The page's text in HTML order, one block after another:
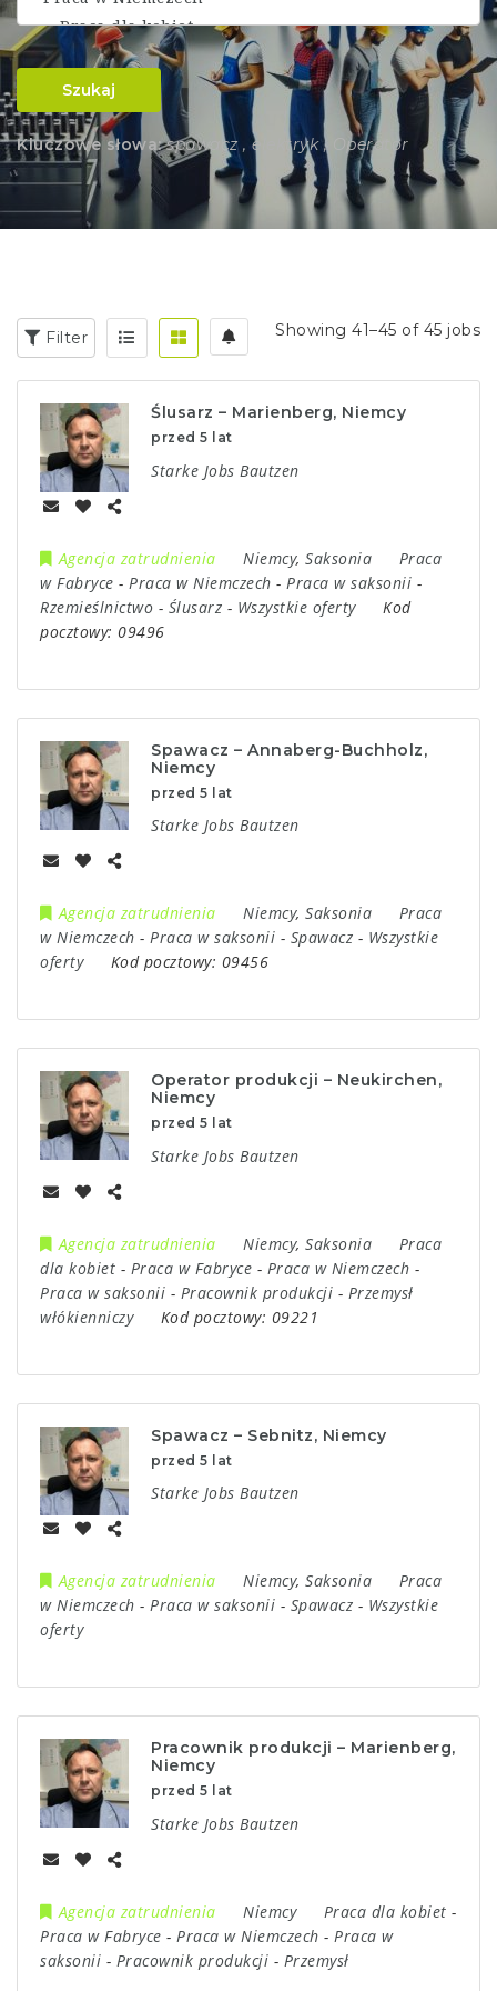
Szukaj
Kluczowe słowa: spawacz , elektryk , Operator
Filter Showing 41–45 of 45 jobs
Ślusarz – Marienberg, Niemcy
przed 5 lat
Starke Jobs Bautzen
Agencja zatrudnienia Niemcy, Saksonia
Praca
w Fabryce - Praca w Niemczech - Praca w saksonii -
Rzemieślnictwo - Ślusarz - Wszystkie oferty
Kod
pocztowy: 09496
Spawacz – Annaberg-Buchholz,
Niemcy
przed 5 lat
Starke Jobs Bautzen
Agencja zatrudnienia Niemcy, Saksonia
Praca
w Niemczech - Praca w saksonii - Spawacz - Wszystkie
oferty
Kod pocztowy: 09456
Operator produkcji – Neukirchen,
Niemcy
przed 5 lat
Starke Jobs Bautzen
Agencja zatrudnienia Niemcy, Saksonia
Praca
dla kobiet - Praca w Fabryce - Praca w Niemczech -
Praca w saksonii - Pracownik produkcji - Przemysł
włókienniczy
Kod pocztowy: 09221
Spawacz – Sebnitz, Niemcy
przed 5 lat
Starke Jobs Bautzen
Agencja zatrudnienia Niemcy, Saksonia
Praca
w Niemczech - Praca w saksonii - Spawacz - Wszystkie
oferty
Pracownik produkcji – Marienberg,
Niemcy
przed 5 lat
Starke Jobs Bautzen
Agencja zatrudnienia Niemcy Praca dla kobiet -
Praca w Fabryce - Praca w Niemczech - Praca w
saksonii - Pracownik produkcji - Przemysł